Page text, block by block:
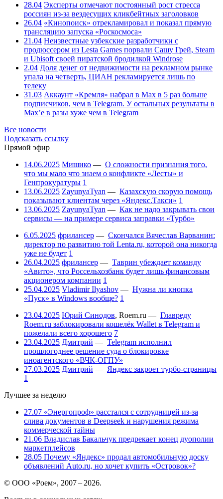
28.04 Эксперты отмечают постоянный рост стресса
россиян из-за вездесущих кликбейтных заголовков
26.04 «Кинопоиск» отрекламировал и показал прямую
трансляцию запуска «Роскосмоса»
21.04 Неизвестные узбекские разработчики с
продюссером из Lesta Games порвали Сашу Грей, Steam
и Ubisoft своей пиратской бродилкой Windrose
2.04 Доля денег от недвижимости на рекламном рынке
упала на четверть, ЦИАН рекламируется лишь по
телеку
31.03 Аккаунт «Кремля» набрал в Max в 5 раз больше
подписчиков, чем в Telegram. У остальных результаты в
Max’е в разы хуже чем в Telegram
Все новости
Подсказать ссылку
Прямой эфир
14.06.2025 Мишико — О сложности признания того,
что мы мало что знаем о конфликте «Лесты» и
Генпрокуратуры 1
13.06.2025 ZayunyaTyan — Казахскую скорую помощь
показывают клиентам через «Яндекс.Такси» 1
13.06.2025 ZayunyaTyan — Как не надо закрывать свои
сервисы — на примере сервиса заправки «Турбо»
6.05.2025 фрилансер — Скончался Вячеслав Варванин:
директор по развитию той Lenta.ru, которой она никогда
уже не будет 1
26.04.2025 фрилансер — Таврин убеждает команду
«Авито», что Россельхозбанк будет лишь финансовым
акционером компании 1
25.04.2025 Vladimir Ilyashov — Нужна ли кнопка
«Пуск» в Windows вообще? 1
23.04.2025 Юрий Синодов, Roem.ru — Главреду
Roem.ru заблокировали кошелёк Wallet в Telegram и
пожелали всего хорошего 7
23.04.2025 Дмитрий — Telegram исполнил
прошлогоднее решение суда о блокировке
иноагентского «ВЧК-ОГПУ»
27.03.2025 Дмитрий — Яндекс закроет турбо-страницы
1
Лучшее за неделю
27.07 «Энергопроф» расстался с сотрудницей из-за
слива документов в Deepseek и нарушения режима
коммерческой тайны
21.06 Владислав Бакальчук предрекает конец дуополии
маркетплейсов
28.05 Почему «Яндекс» продал автомобильную доску
объявлений Auto.ru, но хочет купить «Островок»?
© ООО «Роем», 2007 – 2026.